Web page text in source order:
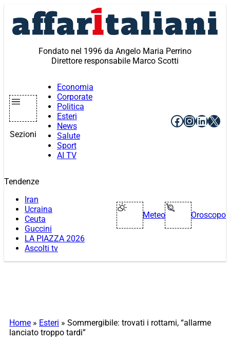
contenuto
Fondato nel 1996 da Angelo Maria Perrino
Direttore responsabile Marco Scotti
Sezioni
Economia
Corporate
Politica
Esteri
News
Salute
Sport
AI TV
Facebook
X
Tendenze
Iran
Ucraina
Ceuta
Guccini
LA PIAZZA 2026
Ascolti tv
Meteo Oroscopo
Home » Esteri » Sommergibile: trovati i rottami, “allarme
lanciato troppo tardi”